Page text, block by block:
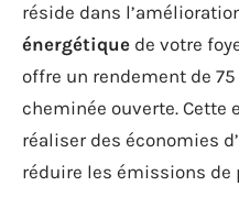
réside dans
énergétique de votre
offre un rendement de 75
cheminée ouverte. Cette
réaliser des économies
réduire les émissions de